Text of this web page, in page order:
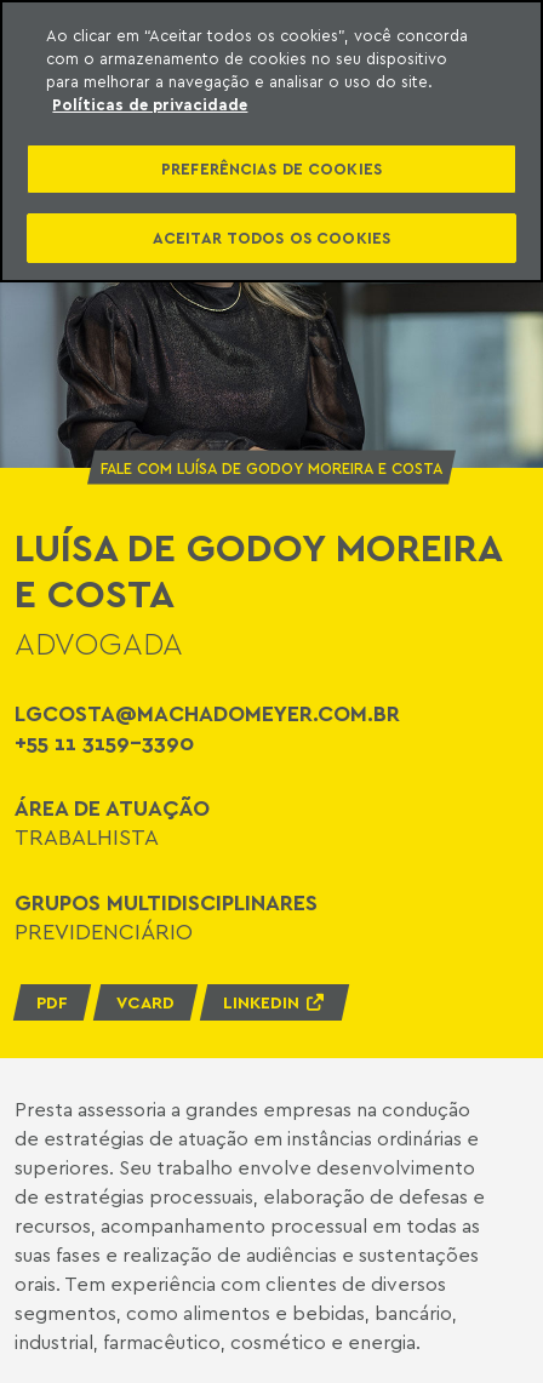
o conteúdo
Meyer
FALE COM LUÍSA DE GODOY MOREIRA E COSTA
LUÍSA DE GODOY MOREIRA
E COSTA
ADVOGADA
LGCOSTA@MACHADOMEYER.COM.BR
+55 11 3159-3390
ÁREA DE ATUAÇÃO
TRABALHISTA
GRUPOS MULTIDISCIPLINARES
PREVIDENCIÁRIO
PDF VCARD LINKEDIN
Presta assessoria a grandes empresas na condução
de estratégias de atuação em instâncias ordinárias e
superiores. Seu trabalho envolve desenvolvimento
de estratégias processuais, elaboração de defesas e
recursos, acompanhamento processual em todas as
suas fases e realização de audiências e sustentações
orais. Tem experiência com clientes de diversos
segmentos, como alimentos e bebidas, bancário,
industrial, farmacêutico, cosmético e energia.
Ao clicar em “Aceitar todos os cookies”, você concorda
com o armazenamento de cookies no seu dispositivo
para melhorar a navegação e analisar o uso do site.
Políticas de privacidade
PREFERÊNCIAS DE COOKIES
ACEITAR TODOS OS COOKIES